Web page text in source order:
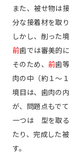
また、被せ物は
分な接着材を取
しかし、削った
前歯では審美的
そのため、 前歯
肉の中（約１〜
境目は、歯肉の
が、問題点もでて
一つは 型を取る
たり、完成した
す。